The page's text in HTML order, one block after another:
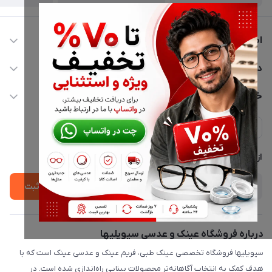
اطلاعات تماس
02177116909
info@civiliha.com
ارسال فوری در تهران + ارسال به سراسر کشور
دسترسی سریع
حساب کاربری
مجله فروشگاه
لیست محصولات
درباره ما
خدمات مشتریان
حریم خصوصی
پشتیبانی واتساپ 09397003162
از جدید‌ترین تخفیف‌ها با‌ خبر شوید
ثبت
درباره فروشگاه عینک و عدسی سیویلیها
سیویلیها فروشگاه تخصصی عینک طبی، فریم عینک و عدسی عینک است که با
هدف کمک به انتخاب آگاهانه‌تر محصولات بینایی راه‌اندازی شده است. در